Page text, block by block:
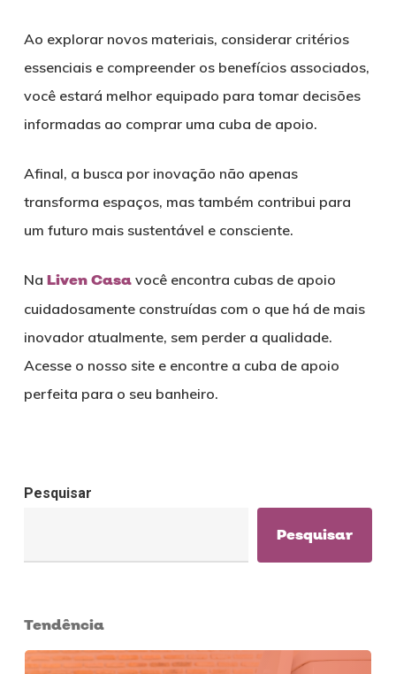
Ao explorar novos materiais, considerar critérios
essenciais e compreender os benefícios associados,
você estará melhor equipado para tomar decisões
informadas ao comprar uma cuba de apoio.
Afinal, a busca por inovação não apenas
transforma espaços, mas também contribui para
um futuro mais sustentável e consciente.
Na Liven Casavocê encontra cubas de apoio
cuidadosamente construídas com o que há de mais
inovador atualmente, sem perder a qualidade.
Acesse o nosso site e encontre a cuba de apoio
perfeita para o seu banheiro.
Pesquisar
Pesquisar
Tendência